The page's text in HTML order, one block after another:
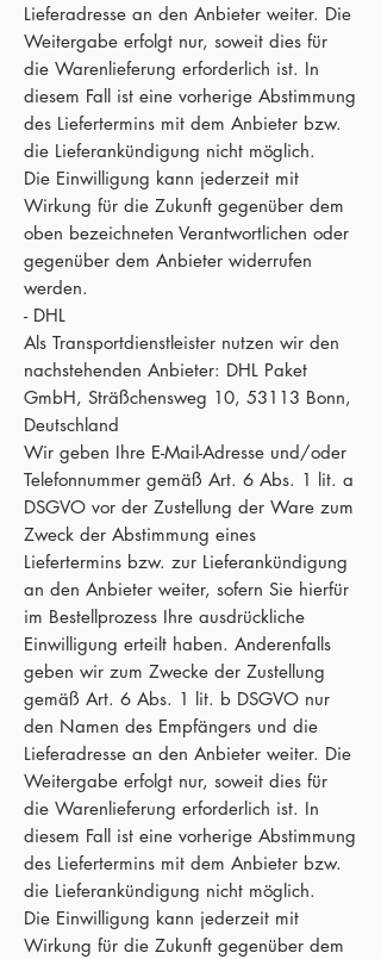
Lieferadresse an den Anbieter weiter. Die
Weitergabe erfolgt nur, soweit dies für
die Warenlieferung erforderlich ist. In
diesem Fall ist eine vorherige Abstimmung
des Liefertermins mit dem Anbieter bzw.
die Lieferankündigung nicht möglich.
Die Einwilligung kann jederzeit mit
Wirkung für die Zukunft gegenüber dem
oben bezeichneten Verantwortlichen oder
gegenüber dem Anbieter widerrufen
werden.
- DHL
Als Transportdienstleister nutzen wir den
nachstehenden Anbieter: DHL Paket
GmbH, Sträßchensweg 10, 53113 Bonn,
Deutschland
Wir geben Ihre E-Mail-Adresse und/oder
Telefonnummer gemäß Art. 6 Abs. 1 lit. a
DSGVO vor der Zustellung der Ware zum
Zweck der Abstimmung eines
Liefertermins bzw. zur Lieferankündigung
an den Anbieter weiter, sofern Sie hierfür
im Bestellprozess Ihre ausdrückliche
Einwilligung erteilt haben. Anderenfalls
geben wir zum Zwecke der Zustellung
gemäß Art. 6 Abs. 1 lit. b DSGVO nur
den Namen des Empfängers und die
Lieferadresse an den Anbieter weiter. Die
Weitergabe erfolgt nur, soweit dies für
die Warenlieferung erforderlich ist. In
diesem Fall ist eine vorherige Abstimmung
des Liefertermins mit dem Anbieter bzw.
die Lieferankündigung nicht möglich.
Die Einwilligung kann jederzeit mit
Wirkung für die Zukunft gegenüber dem